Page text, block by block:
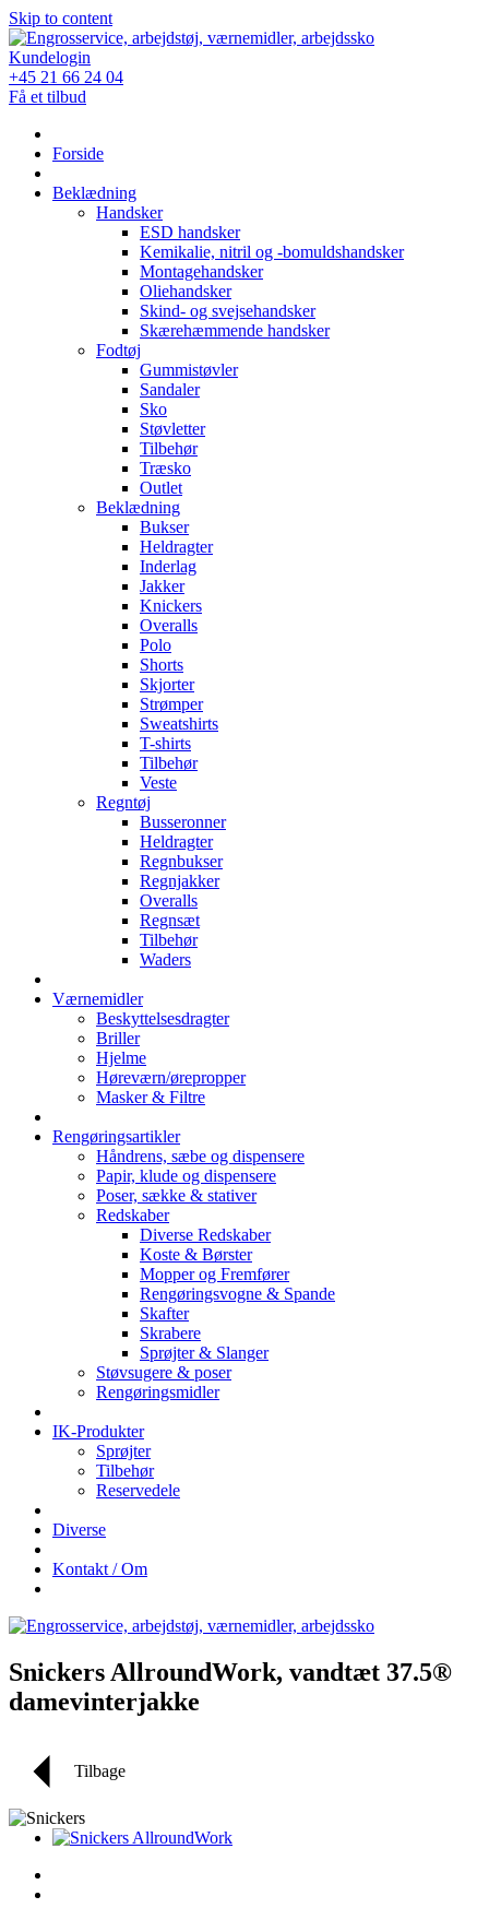
Skip to content
Kundelogin
+45 21 66 24 04
Få et tilbud
Forside
Beklædning
Handsker
ESD handsker
Kemikalie, nitril og -bomuldshandsker
Montagehandsker
Oliehandsker
Skind- og svejsehandsker
Skærehæmmende handsker
Fodtøj
Gummistøvler
Sandaler
Sko
Støvletter
Tilbehør
Træsko
Outlet
Beklædning
Bukser
Heldragter
Inderlag
Jakker
Knickers
Overalls
Polo
Shorts
Skjorter
Strømper
Sweatshirts
T-shirts
Tilbehør
Veste
Regntøj
Busseronner
Heldragter
Regnbukser
Regnjakker
Overalls
Regnsæt
Tilbehør
Waders
Værnemidler
Beskyttelsesdragter
Briller
Hjelme
Høreværn/ørepropper
Masker & Filtre
Rengøringsartikler
Håndrens, sæbe og dispensere
Papir, klude og dispensere
Poser, sække & stativer
Redskaber
Diverse Redskaber
Koste & Børster
Mopper og Fremfører
Rengøringsvogne & Spande
Skafter
Skrabere
Sprøjter & Slanger
Støvsugere & poser
Rengøringsmidler
IK-Produkter
Sprøjter
Tilbehør
Reservedele
Diverse
Kontakt / Om
Snickers AllroundWork, vandtæt 37.5®
damevinterjakke
Tilbage